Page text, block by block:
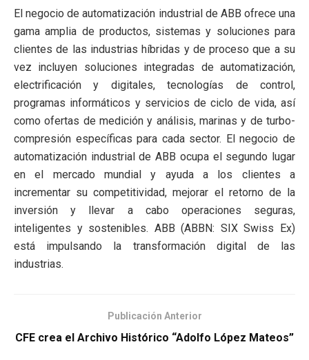
El negocio de automatización industrial de ABB ofrece una
gama amplia de productos, sistemas y soluciones para
clientes de las industrias híbridas y de proceso que a su
vez incluyen soluciones integradas de automatización,
electrificación y digitales, tecnologías de control,
programas informáticos y servicios de ciclo de vida, así
como ofertas de medición y análisis, marinas y de turbo-
compresión específicas para cada sector. El negocio de
automatización industrial de ABB ocupa el segundo lugar
en el mercado mundial y ayuda a los clientes a
incrementar su competitividad, mejorar el retorno de la
inversión y llevar a cabo operaciones seguras,
inteligentes y sostenibles. ABB (ABBN: SIX Swiss Ex)
está impulsando la transformación digital de las
industrias.
Publicación Anterior
CFE crea el Archivo Histórico “Adolfo López Mateos”